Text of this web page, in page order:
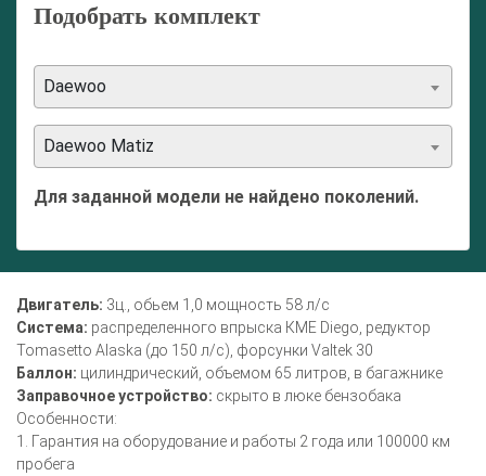
Подобрать комплект
Daewoo
Daewoo Matiz
Для заданной модели не найдено поколений.
Двигатель: 3ц., обьем 1,0 мощность 58 л/с
Система: распределенного впрыска КМЕ Diego, редуктор
Tomasetto Alaska (до 150 л/с), форсунки Valtek 30
Баллон: цилиндрический, объемом 65 литров, в багажнике
Заправочное устройство: скрыто в люке бензобака
Особенности:
1. Гарантия на оборудование и работы 2 года или 100000 км
пробега